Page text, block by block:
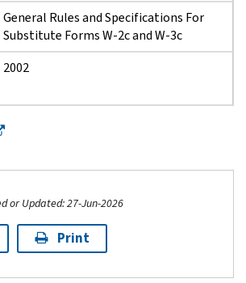
General Rules and Specifications For
Substitute Forms W-2c and W-3c
2002
or Updated: 27-Jun-2026
Print